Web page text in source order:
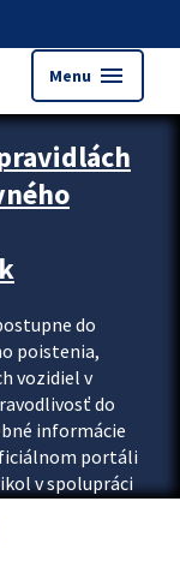
Menu menu
do
poistenia,
vozidiel v
do
informácie
portáli
v spolupráci
vnútra SR.